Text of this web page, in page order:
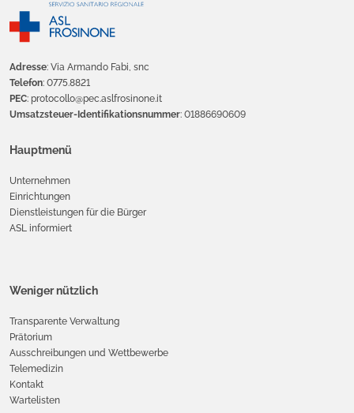
Adresse: Via Armando Fabi, snc
Telefon: 0775.8821
PEC: protocollo@pec.aslfrosinone.it
Umsatzsteuer-Identifikationsnummer: 01886690609
Hauptmenü
Unternehmen
Einrichtungen
Dienstleistungen für die Bürger
ASL informiert
Weniger nützlich
Transparente Verwaltung
Prätorium
Ausschreibungen und Wettbewerbe
Telemedizin
Kontakt
Wartelisten